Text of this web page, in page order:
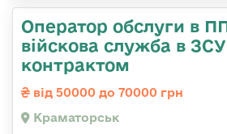
Оператор обслуги в
війскова служба в
контрактом
від 50000 до 70000 грн
Краматорськ